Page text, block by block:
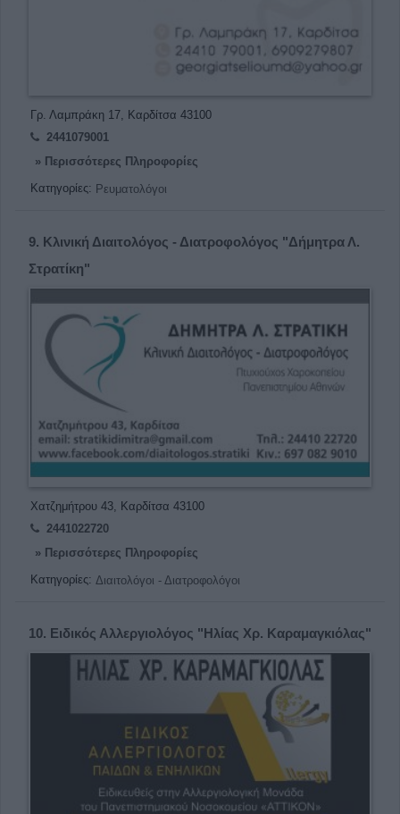
Γρ. Λαμπράκη 17, Καρδίτσα 43100
2441079001
» Περισσότερες Πληροφορίες
Κατηγορίες: Ρευματολόγοι
9. Κλινική Διαιτολόγος - Διατροφολόγος "Δήμητρα Λ.
Στρατίκη"
Χατζημήτρου 43, Καρδίτσα 43100
2441022720
» Περισσότερες Πληροφορίες
Κατηγορίες: Διαιτολόγοι - Διατροφολόγοι
10. Ειδικός Αλλεργιολόγος "Ηλίας Χρ. Καραμαγκιόλας"